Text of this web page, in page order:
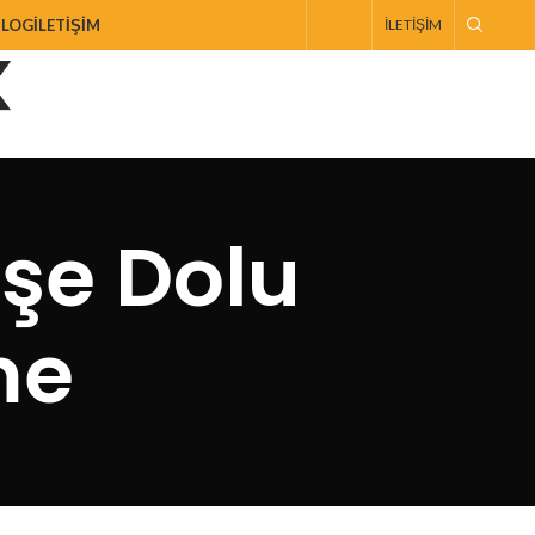
İLETIŞIM İLETIŞIM
Dolu